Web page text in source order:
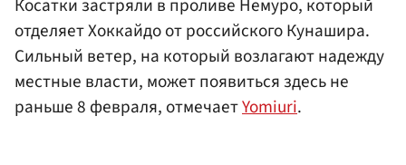
Косатки застряли в проливе Немуро, который
отделяет Хоккайдо от российского Кунашира.
Сильный ветер, на который возлагают надежду
местные власти, может появиться здесь не
раньше 8 февраля, отмечаетYomiuri.